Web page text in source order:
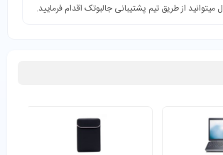
از طریق تیم پشتیبانی جالبوتک اقدام فرمایید.